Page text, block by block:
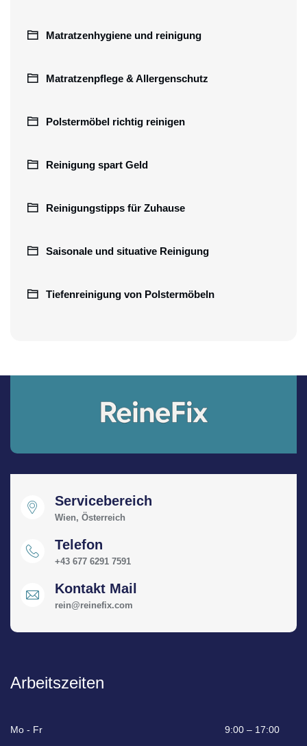
Matratzenhygiene und reinigung
Matratzenpflege & Allergenschutz
Polstermöbel richtig reinigen
Reinigung spart Geld
Reinigungstipps für Zuhause
Saisonale und situative Reinigung
Tiefenreinigung von Polstermöbeln
Servicebereich
Wien, Österreich
Telefon
+43 677 6291 7591
Kontakt Mail
rein@reinefix.com
Arbeitszeiten
Mo - Fr 9:00 – 17:00